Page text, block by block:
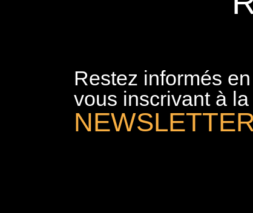
Restez informés en
vous inscrivant à la